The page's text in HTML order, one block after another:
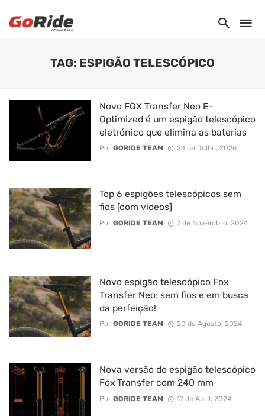
TAG: ESPIGÃO TELESCÓPICO
Novo FOX Transfer Neo E-
Optimized é um espigão telescópico
eletrónico que elimina as baterias
Por GORIDE TEAM 24 de Julho, 2026
Top 6 espigões telescópicos sem
fios [com vídeos]
Por GORIDE TEAM 7 de Novembro, 2024
Novo espigão telescópico Fox
Transfer Neo: sem fios e em busca
da perfeição!
Por GORIDE TEAM 20 de Agosto, 2024
Nova versão do espigão telescópico
Fox Transfer com 240 mm
Por GORIDE TEAM 17 de Abril, 2024